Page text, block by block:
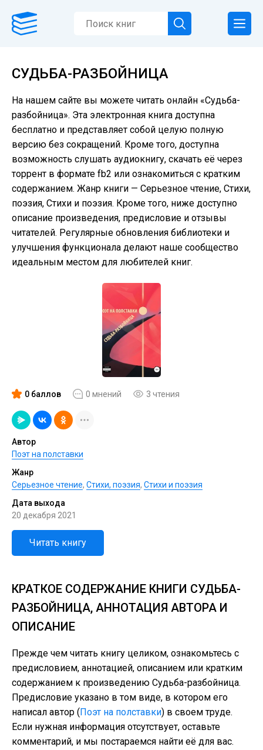
СУДЬБА-РАЗБОЙНИЦА
На нашем сайте вы можете читать онлайн «Судьба-
разбойница». Эта электронная книга доступна
бесплатно и представляет собой целую полную
версию без сокращений. Кроме того, доступна
возможность слушать аудиокнигу, скачать её через
торрент в формате fb2 или ознакомиться с кратким
содержанием. Жанр книги — Серьезное чтение, Cтихи,
поэзия, Стихи и поэзия. Кроме того, ниже доступно
описание произведения, предисловие и отзывы
читателей. Регулярные обновления библиотеки и
улучшения функционала делают наше сообщество
идеальным местом для любителей книг.
0 баллов 0 мнений 3 чтения
Автор
Поэт на полставки
Жанр
Серьезное чтение, Cтихи, поэзия, Стихи и поэзия
Дата выхода
20 декабря 2021
Читать книгу
КРАТКОЕ СОДЕРЖАНИЕ КНИГИ СУДЬБА-
РАЗБОЙНИЦА, АННОТАЦИЯ АВТОРА И
ОПИСАНИЕ
Прежде чем читать книгу целиком, ознакомьтесь с
предисловием, аннотацией, описанием или кратким
содержанием к произведению Судьба-разбойница.
Предисловие указано в том виде, в котором его
написал автор (Поэт на полставки) в своем труде.
Если нужная информация отсутствует, оставьте
комментарий, и мы постараемся найти её для вас.